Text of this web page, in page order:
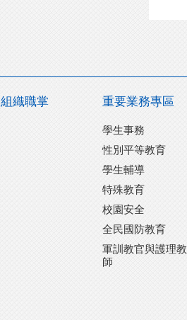
組織職掌 重要業務專區
學生事務
性別平等教育
學生輔導
特殊教育
校園安全
全民國防教育
軍訓教官與護理教
師